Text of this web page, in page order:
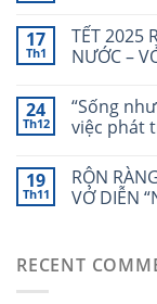
17
Th1
TẾT 2025
NƯỚC –
24
Th12
“Sống
việc phát
19
Th11
RỘN
VỞ DIỄN
RECENT